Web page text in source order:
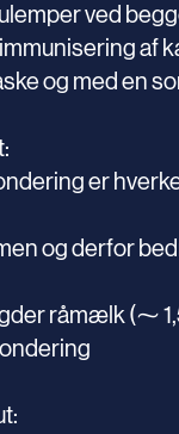
ved
af
og med en
er
og derfor
råmælk (⁓